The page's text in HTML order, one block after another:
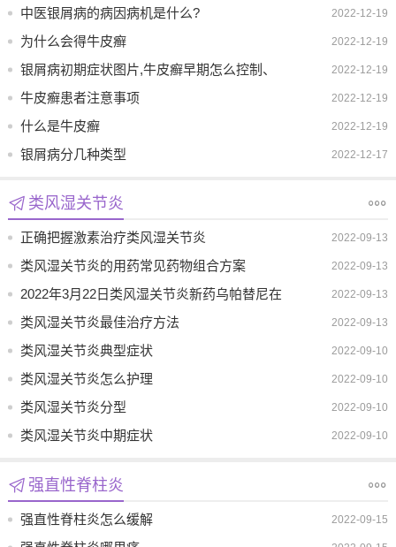
些、如何治疗
2022-12-19
中医银屑病的病因病机是什么?
2022-12-19
为什么会得牛皮癣
2022-12-19
银屑病初期症状图片,牛皮癣早期怎么控制、
怎么护理
2022-12-19
牛皮癣患者注意事项
2022-12-19
什么是牛皮癣
2022-12-17
银屑病分几种类型
类风湿关节炎
2022-09-13
正确把握激素治疗类风湿关节炎
2022-09-13
类风湿关节炎的用药常见药物组合方案
2022-09-13
2022年3月22日类风湿关节炎新药乌帕替尼在
中国获批上市
2022-09-13
类风湿关节炎最佳治疗方法
2022-09-10
类风湿关节炎典型症状
2022-09-10
类风湿关节炎怎么护理
2022-09-10
类风湿关节炎分型
2022-09-10
类风湿关节炎中期症状
强直性脊柱炎
2022-09-15
强直性脊柱炎怎么缓解